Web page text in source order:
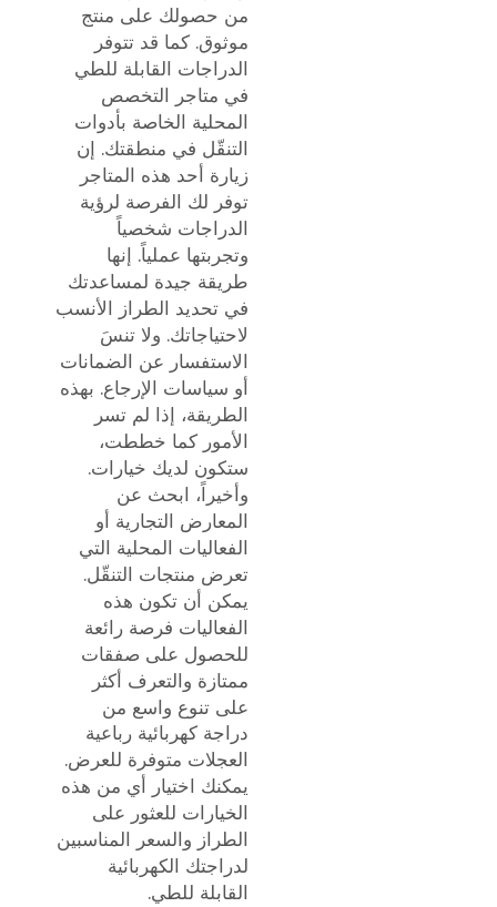
من حصولك على منتج
موثوق. كما قد تتوفر
الدراجات القابلة للطي
في متاجر التخصص
المحلية الخاصة بأدوات
التنقّل في منطقتك. إن
زيارة أحد هذه المتاجر
توفر لك الفرصة لرؤية
الدراجات شخصياً
وتجربتها عملياً. إنها
طريقة جيدة لمساعدتك
في تحديد الطراز الأنسب
لاحتياجاتك. ولا تنسَ
الاستفسار عن الضمانات
أو سياسات الإرجاع. بهذه
الطريقة، إذا لم تسر
الأمور كما خططت،
ستكون لديك خيارات.
وأخيراً، ابحث عن
المعارض التجارية أو
الفعاليات المحلية التي
تعرض منتجات التنقّل.
يمكن أن تكون هذه
الفعاليات فرصة رائعة
للحصول على صفقات
ممتازة والتعرف أكثر
على تنوع واسع من
دراجة كهربائية رباعية
العجلات متوفرة للعرض.
يمكنك اختيار أي من هذه
الخيارات للعثور على
الطراز والسعر المناسبين
لدراجتك الكهربائية
القابلة للطي.